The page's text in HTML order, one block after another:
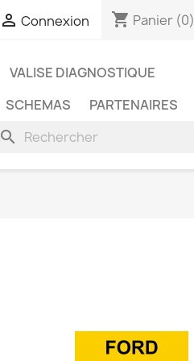
 Connexion shopping_cart Panier (0)
VALISE DIAGNOSTIQUE
SCHEMAS PARTENAIRES
search